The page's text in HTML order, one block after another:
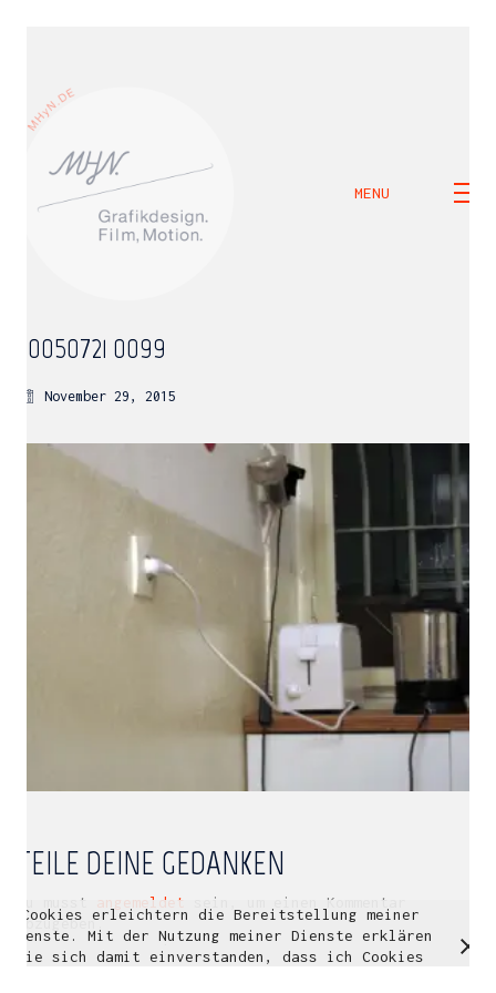
MENU
20050721_0099
November 29, 2015
TEILE DEINE GEDANKEN
Du musst angemeldet
sein, um einen Kommentar
abzugeben.
M H Y N
Manuel Hernandez y Nothdurft (Dipl. Des.)
Multidisziplinäre Designlösungen.
Person
Kontakt |
mhyn@mhyn.de
© Copyright 2018. All Rights Reserved.
Impressum & Datenschutz
Cookies erleichtern die Bereitstellung meiner
Dienste. Mit der Nutzung meiner Dienste erklären
Sie sich damit einverstanden, dass ich Cookies